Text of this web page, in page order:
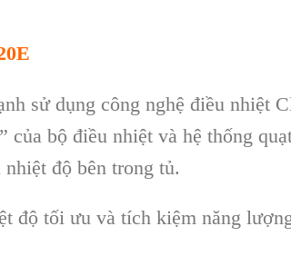
sử dụng công nghệ điều nhiệt
bộ điều nhiệt và hệ thống
độ bên trong tủ.
độ tối ưu và tích kiệm năng